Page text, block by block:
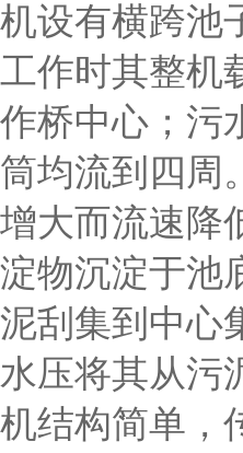
机设有横跨池
工作时其整机
作桥中心；污
筒均流到四周
增大而流速降
淀物沉淀于池
泥刮集到中心
水压将其从污
机结构简单，